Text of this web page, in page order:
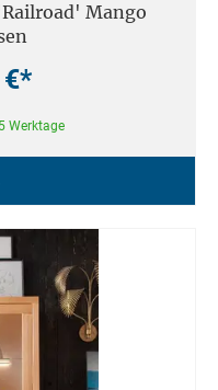
Mango
Werktage